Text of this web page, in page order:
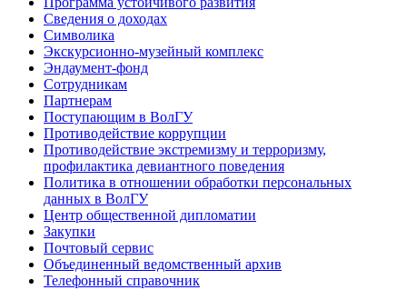
Сведения о доходах
Символика
Экскурсионно-музейный комплекс
Эндаумент-фонд
Сотрудникам
Партнерам
Поступающим в ВолГУ
Противодействие коррупции
Противодействие экстремизму и терроризму,
профилактика девиантного поведения
Политика в отношении обработки персональных
данных в ВолГУ
Центр общественной дипломатии
Закупки
Почтовый сервис
Объединенный ведомственный архив
Телефонный справочник